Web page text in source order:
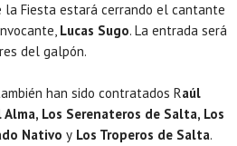
la Fiesta estará cerrando el cantante
Lucas Sugo. La entrada será
del galpón.
han sido contratados Raúl
Los Serenateros de Salta, Los
Nativo y Los Troperos de Salta.